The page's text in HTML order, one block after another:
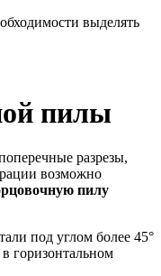
выделять
пилы
разрезы,
возможно
пилу
под углом более 45°
горизонтальном